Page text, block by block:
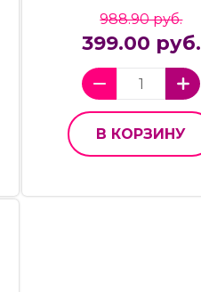
988.90 руб.
399.00 руб.
В КОРЗИНУ